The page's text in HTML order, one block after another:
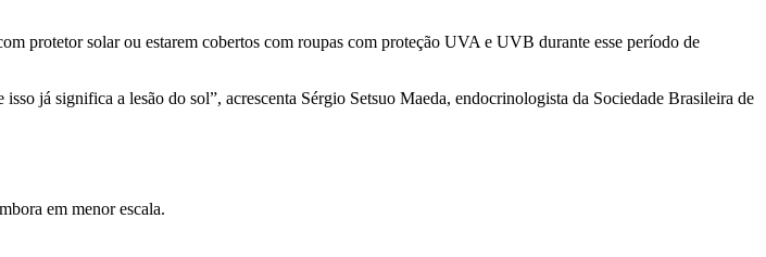
protetor solar ou estarem cobertos com roupas com proteção UVA e UVB durante esse período de
já significa a lesão do sol”, acrescenta Sérgio Setsuo Maeda, endocrinologista da Sociedade Brasileira de
em menor escala.